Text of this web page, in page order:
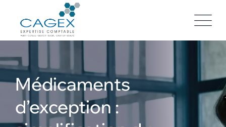
content
Médicaments
d’exception :